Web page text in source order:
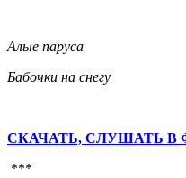
Алые паруса
Бабочки на снегу
СКАЧАТЬ, СЛУШАТЬ В
***